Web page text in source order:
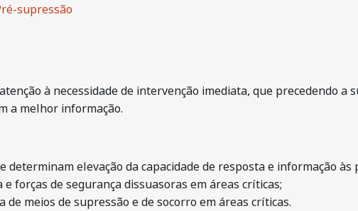
supressão
à necessidade de intervenção imediata, que precedendo a
a melhor informação.
determinam elevação da capacidade de resposta e informação às
forças de segurança dissuasoras em áreas críticas;
de meios de supressão e de socorro em áreas críticas.